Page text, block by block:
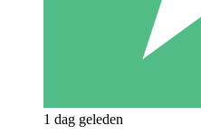
1 dag geleden